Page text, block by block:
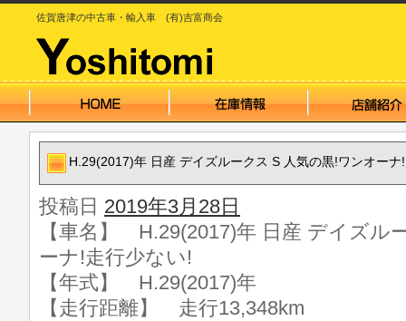
佐賀唐津の中古車・輸入車 (有)吉富商会
H.29(2017)年 日産 デイズルークス S 人気の黒!ワンオーナ
投稿日 2019年3月28日
【車名】 H.29(2017)年 日産 デイズル
ーナ!走行少ない!
【年式】 H.29(2017)年
【走行距離】 走行13,348km